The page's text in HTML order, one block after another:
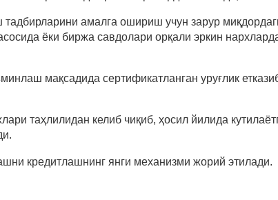
амалга ошириш учун зарур
ёки биржа савдолари орқали эркин
мақсадида сертификатланган уруғлик
таҳлилидан келиб чиқиб, ҳосил йилида
кредитлашнинг янги механизми жорий этилади.